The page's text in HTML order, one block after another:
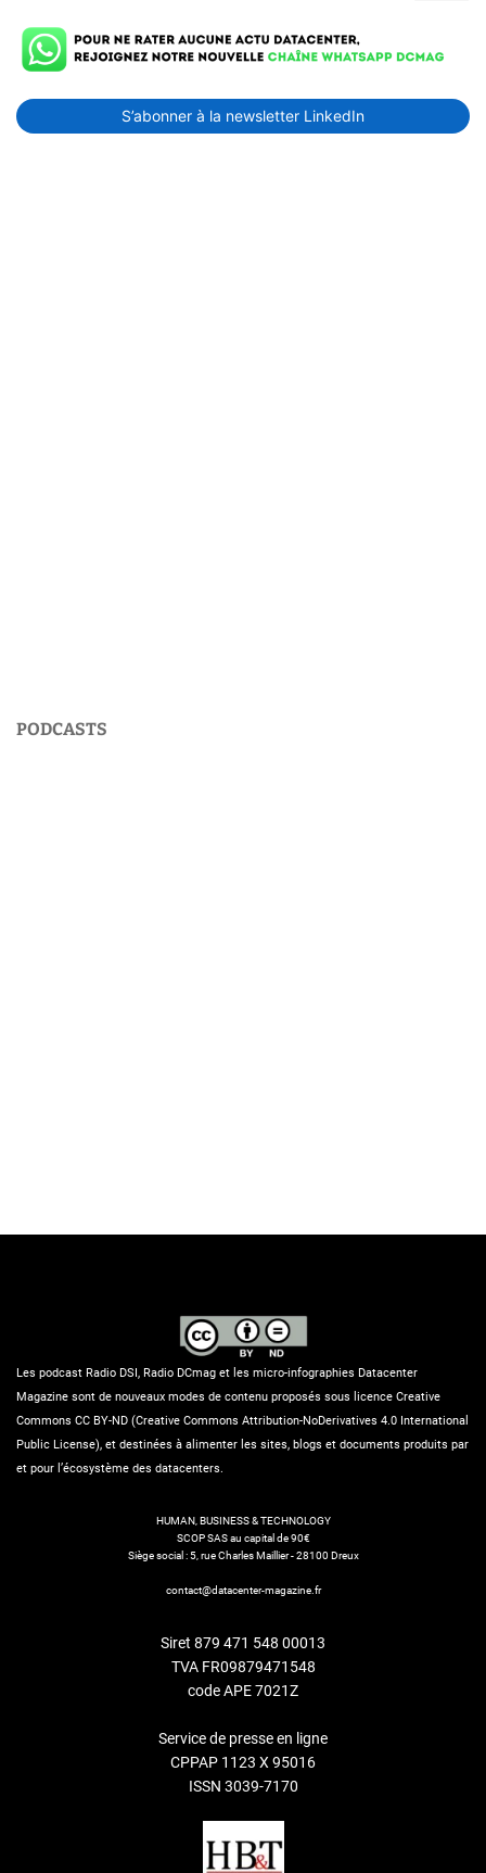
S’abonner à la newsletter LinkedIn
PODCASTS
Les podcast Radio DSI, Radio DCmag et les micro-infographies Datacenter
Magazine sont de nouveaux modes de contenu proposés sous licence Creative
Commons CC BY-ND (Creative Commons Attribution-NoDerivatives 4.0 International
Public License), et destinées à alimenter les sites, blogs et documents produits par
et pour l’écosystème des datacenters.
HUMAN, BUSINESS & TECHNOLOGY
SCOP SAS au capital de 90€
Siège social : 5, rue Charles Maillier - 28100 Dreux
contact@datacenter-magazine.fr
Siret 879 471 548 00013
TVA FR09879471548
code APE 7021Z
Service de presse en ligne
CPPAP 1123 X 95016
ISSN 3039-7170